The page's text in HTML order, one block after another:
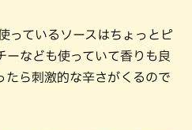
っているソースはちょっとピ
ーなども使っていて香りも良
たら刺激的な辛さがくるので